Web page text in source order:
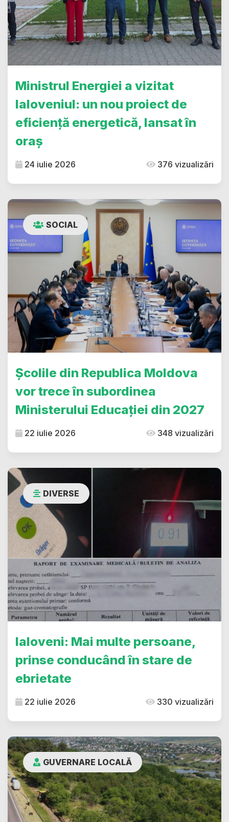
Ministrul Energiei a vizitat
Ialoveniul: un nou proiect de
eficiență energetică, lansat în
oraș
24 iulie 2026 376 vizualizări
SOCIAL
Școlile din Republica Moldova
vor trece în subordinea
Ministerului Educației din 2027
22 iulie 2026 348 vizualizări
DIVERSE
Ialoveni: Mai multe persoane,
prinse conducând în stare de
ebrietate
22 iulie 2026 330 vizualizări
GUVERNARE LOCALĂ